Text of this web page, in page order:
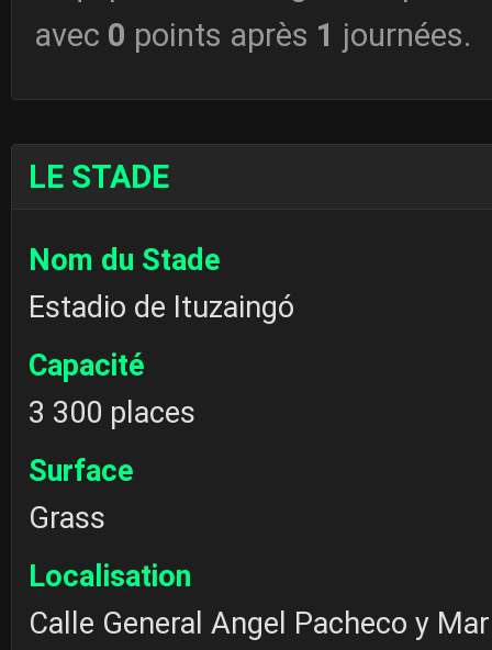
avec 0 points après 1 journées.
LE STADE
Nom du Stade
Estadio de Ituzaingó
Capacité
3 300 places
Surface
Grass
Localisation
Calle General Angel Pacheco y